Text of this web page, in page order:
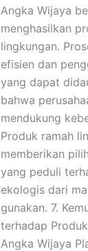
Angka Wijaya
menghasilkan
lingkungan.
efisien dan
yang dapat
bahwa
mendukung
Produk ramah
memberikan
yang peduli
ekologis dari
gunakan. 7.
terhadap
Angka Wijaya